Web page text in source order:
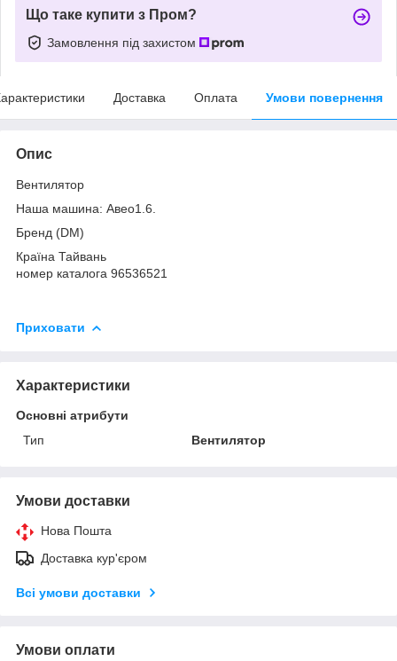
Що таке купити з Пром?
Замовлення під захистом
Доставка Оплата Умови повернення
Опис
Вентилятор
Наша машина: Авео1.6.
Бренд (DM)
Країна Тайвань
номер каталога 96536521
Приховати
Характеристики
Основні атрибути
Тип
Вентилятор
Умови доставки
Нова Пошта
Доставка кур'єром
Всі умови доставки
Умови оплати